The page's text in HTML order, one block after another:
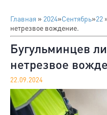
Главная » 2024»Сентябрь»22
нетрезвое вождение.
Бугульминцев
нетрезвое
22.09.2024